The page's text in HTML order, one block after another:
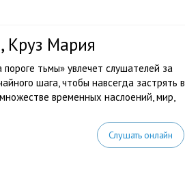
Круз Мария
тьмы» увлечет слушателей за
шага, чтобы навсегда застрять в
временных наслоений, мир,
Слушать онлайн